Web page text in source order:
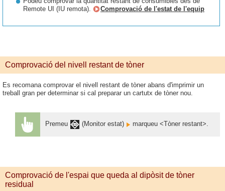
Remote UI (IU remota).
Comprovació de l'estat de l'equip
Comprovació del nivell restant de tòner
Es recomana comprovar el nivell restant de tòner abans d'imprimir un
treball gran per determinar si cal preparar un cartutx de tòner nou.
Premeu (Monitor estat) marqueu <Tòner restant>.
Comprovació de l'espai que queda al dipòsit de tòner
residual